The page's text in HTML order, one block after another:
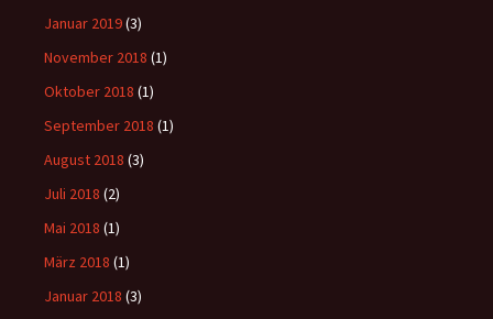
Januar 2019(3)
November 2018 (1)
Oktober 2018 (1)
September 2018 (1)
August 2018 (3)
Juli 2018 (2)
Mai 2018 (1)
März 2018 (1)
Januar 2018 (3)